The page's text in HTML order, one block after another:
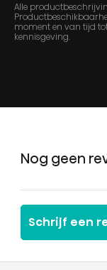
Alle
moment en van tijd
kennisgeving.
Nog geen
Schrijf een